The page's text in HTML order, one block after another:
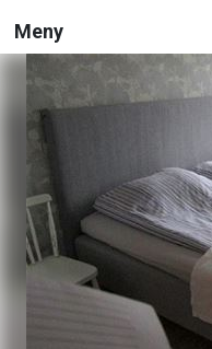
Meny